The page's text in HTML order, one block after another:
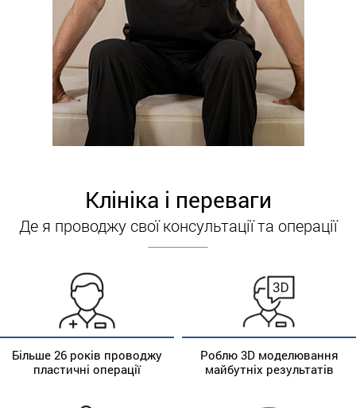
Клініка і переваги
Де я проводжу свої консультації та операції
Більше 26 років проводжу
пластичні операції
Роблю 3D моделювання
майбутніх результатів